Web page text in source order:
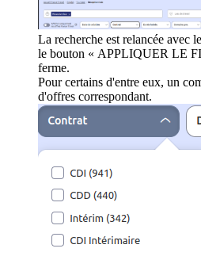
La recherche est relancée avec
le bouton « APPLIQUER LE
ferme.
Pour certains d'entre eux, un
d'offres correspondant.